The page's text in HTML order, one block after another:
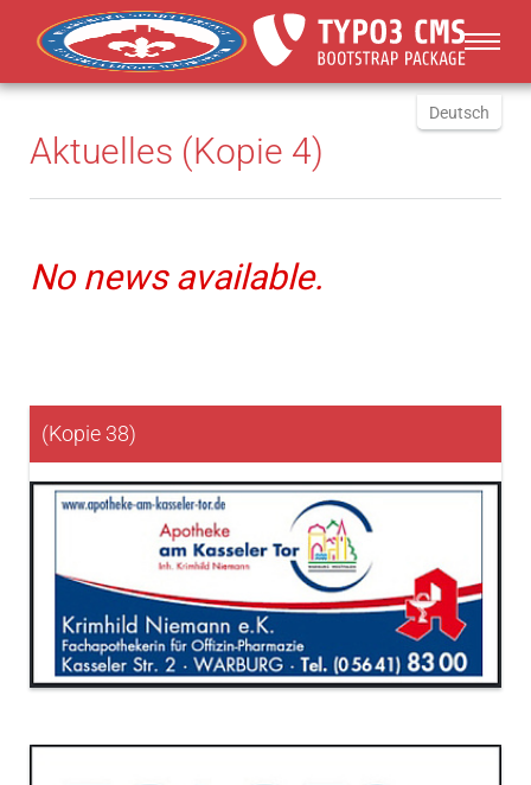
Skip to main content
Deutsch
You are here:
Aktuelles (Kopie 4)
No news available.
(Kopie 38)